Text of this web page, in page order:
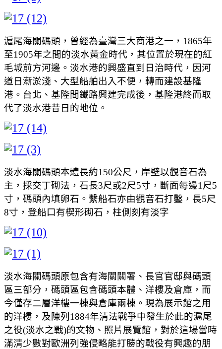
滬尾海關碼頭，曾經為臺灣三大商港之一，1865年
至1905年之間的淡水黃金時代，其位置於現在的紅
毛城前方河邊。淡水港的興盛直到日治時代，因河
道日漸淤淺、大型船舶出入不便，轉而建設基隆
港。台北、基隆間鐵路興建完成後，基隆港終而取
代了淡水港昔日的地位。
淡水海關碼頭本體長約150公尺，岸壁以觀音石為
主，採交丁砌法，石長3尺或2尺5寸，斷面每邊1尺5
寸，碼頭內填卵石。繫船石亦由觀音石打鑿，長5尺
8寸，登船口有楔形砌石，柱側刻有淡字
淡水海關碼頭原包含有海關關署、長官官邸與碼頭
區三部分，碼頭區包含碼頭本體、洋樓及倉庫，而
今僅存二層洋樓一棟與倉庫兩棟。現為展示館之用
的洋樓，及陳列1884年清法戰爭中發生於此的滬尾
之役(淡水之戰)的文物、照片展覽館，對於這場當時
滿清少數對歐洲列強侵略能打勝的戰役有興趣的朋